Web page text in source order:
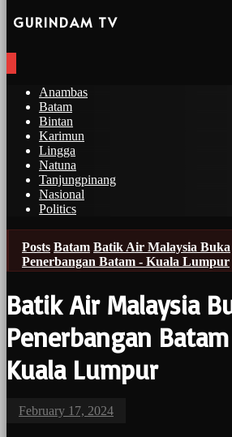
GURINDAM TV
Anambas
Batam
Bintan
Karimun
Lingga
Natuna
Tanjungpinang
Nasional
Politics
Posts Batam Batik Air Malaysia Buka
Penerbangan Batam - Kuala Lumpur
Batik Air Malaysia
Penerbangan
Kuala Lumpur
February 17, 2024